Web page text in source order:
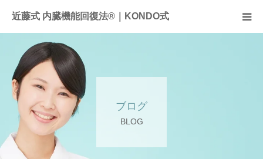
近藤式 内臓機能回復法®｜KONDO式
ブログ
BLOG
近藤式内臓機能回復法とは
症例
施術料金
サロンのご案内